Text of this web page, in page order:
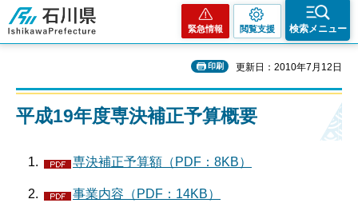
石川県
緊急情報 閲覧支援 検索メニュー
印刷 更新日：2010年7月12日
平成19年度専決補正予算概要
専決補正予算額（PDF：8KB）
事業内容（PDF：14KB）